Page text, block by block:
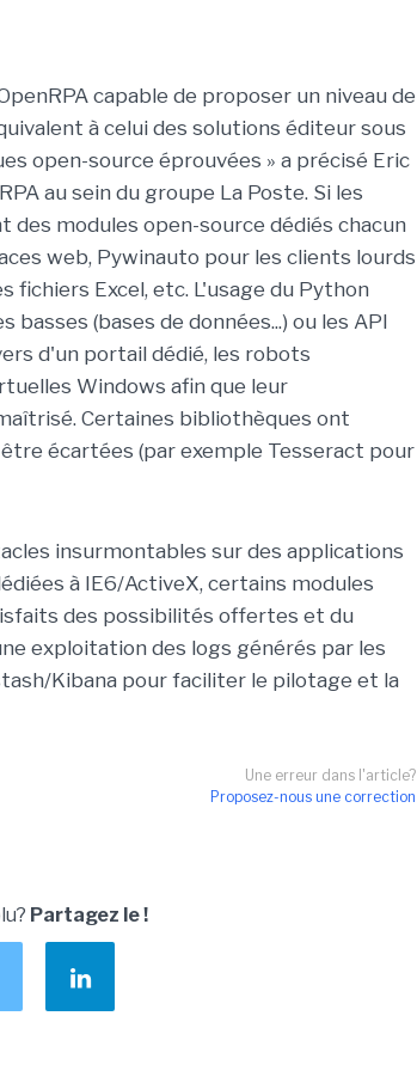
capable de proposer un niveau de
à celui des solutions éditeur sous
open-source éprouvées » a précisé Eric
au sein du groupe La Poste. Si les
modules open-source dédiés chacun
web, Pywinauto pour les clients lourds
fichiers Excel, etc. L'usage du Python
(bases de données...) ou les API
d'un portail dédié, les robots
Windows afin que leur
Certaines bibliothèques ont
écartées (par exemple Tesseract pour
insurmontables sur des applications
à IE6/ActiveX, certains modules
des possibilités offertes et du
exploitation des logs générés par les
Kibana pour faciliter le pilotage et la
Une erreur dans l'article?
Proposez-nous une correction
Partagez le !